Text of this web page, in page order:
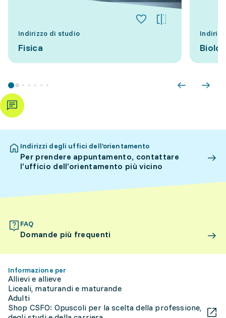
Indirizzo di studio
Fisica
Indirizzi degli uffici dell’orientamento
Per prendere appuntamento, contattare
l’ufficio dell’orientamento più vicino
FAQ
Domande più frequenti
Informazione per
Allievi e allieve
Liceali, maturandi e maturande
Adulti
Shop CSFO: Opuscoli per la scelta della professione,